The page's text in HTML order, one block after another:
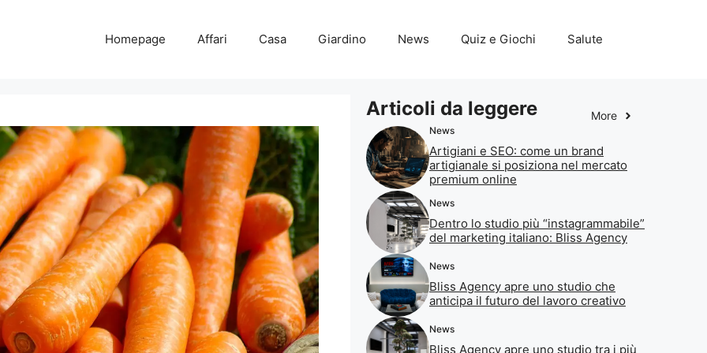
Homepage Affari Casa Giardino News Quiz e Giochi Salute
Articoli da leggere More
News
Artigiani e SEO: come un brand
artigianale si posiziona nel mercato
premium online
News
Dentro lo studio più “instagrammabile”
del marketing italiano: Bliss Agency
News
Bliss Agency apre uno studio che
anticipa il futuro del lavoro creativo
News
Bliss Agency apre uno studio tra i più